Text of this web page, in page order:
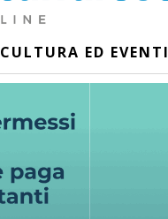
CULTURA ED EVENTI